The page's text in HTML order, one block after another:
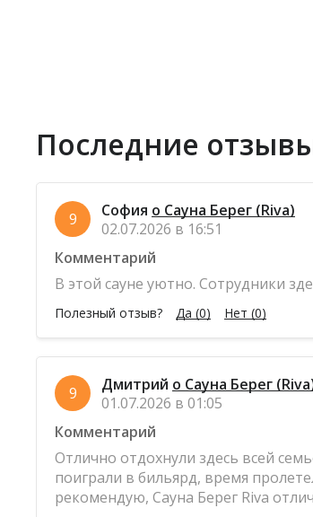
Последние
9 София о Сауна Берег (Riva)
02.07.2026 в 16:51
Комментарий
В этой сауне уютно. Сотрудники
Полезный отзыв? Да (0) Нет (0)
9 Дмитрий о Сауна Берег
01.07.2026 в 01:05
Комментарий
Отлично отдохнули здесь всей
поиграли в бильярд, время
рекомендую, Сауна Берег Riva